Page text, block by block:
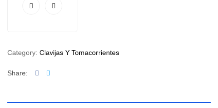
Category: Clavijas Y Tomacorrientes
Share: Facebook